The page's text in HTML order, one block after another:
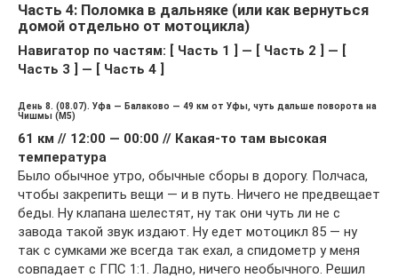
Часть 4: Поломка в дальняке (или как вернуться
домой отдельно от мотоцикла)
Навигатор по частям: [ Часть 1 ] — [ Часть 2 ] — [
Часть 3 ] — [ Часть 4 ]
День 8. (08.07). Уфа — Балаково — 49 км от Уфы, чуть дальше поворота на
Чишмы (М5)
61 км // 12:00 — 00:00 // Какая-то там высокая
температура
Было обычное утро, обычные сборы в дорогу. Полчаса,
чтобы закрепить вещи — и в путь. Ничего не предвещает
беды. Ну клапана шелестят, ну так они чуть ли не с
завода такой звук издают. Ну едет мотоцикл 85 — ну
так с сумками же всегда так ехал, а спидометр у меня
совпадает с ГПС 1:1. Ладно, ничего необычного. Решил